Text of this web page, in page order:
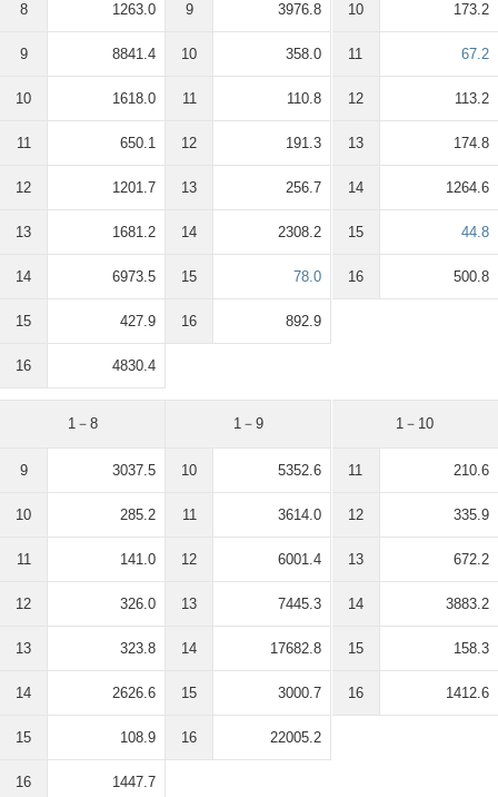
8 1263.0
9 8841.4
10 1618.0
11 650.1
12 1201.7
13 1681.2
14 6973.5
15 427.9
16 4830.4
9 3976.8
10 358.0
11 110.8
12 191.3
13 256.7
14 2308.2
15 78.0
16 892.9
10 173.2
11 67.2
12 113.2
13 174.8
14 1264.6
15 44.8
16 500.8
1－8
9 3037.5
10 285.2
11 141.0
12 326.0
13 323.8
14 2626.6
15 108.9
16 1447.7
1－9
10 5352.6
11 3614.0
12 6001.4
13 7445.3
14 17682.8
15 3000.7
16 22005.2
1－10
11 210.6
12 335.9
13 672.2
14 3883.2
15 158.3
16 1412.6